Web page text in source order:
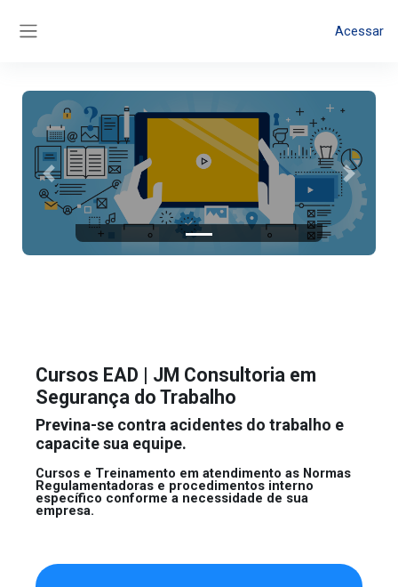
Acessar
Anterior Próximo
Cursos EAD | JM Consultoria em
Segurança do Trabalho
Previna-se contra acidentes do trabalho e
capacite sua equipe.
Cursos e Treinamento em atendimento as Normas
Regulamentadoras e procedimentos interno
específico conforme a necessidade de sua
empresa.